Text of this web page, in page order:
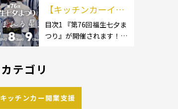
の流れや人気メニュ
ーを解説
キッチンカー:軽バン]1.1.2
[小型キッチンカー:軽トラ
ック]1.1.3 [中型・大型キッ
【キッチンカーイベ
ント情報】第76回福
生七夕まつりが開催
目次1 『第76回福生七夕ま
つり』が開催されます！2
りイベント！ 日本全国で、
催されています。 開業前に
カテゴリ
キッチンカー開業支援